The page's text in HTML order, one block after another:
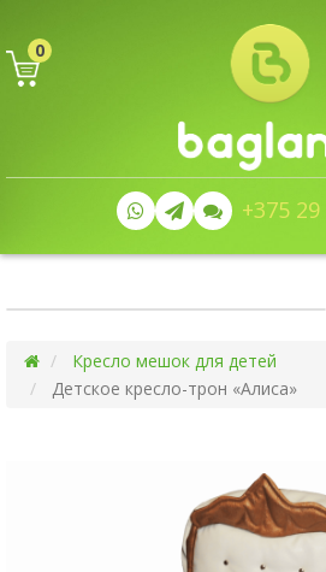
0
+375 29
Кресло мешок для детей
Детское кресло-трон «Алиса»